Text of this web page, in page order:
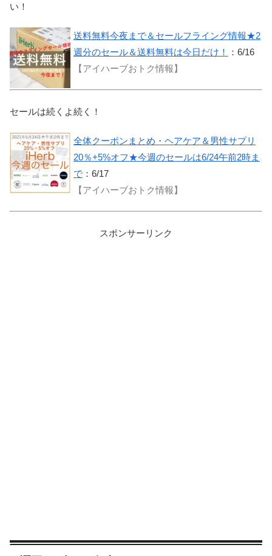
い！
送料無料今夜まで＆セールフライング情報★2
週分のセール＆送料無料は今日だけ！
：6/16
【アイハーブおトク情報】
セールは続くよ続く！
全体クーポンまとめ・ヘアケア＆男性サプリ
20％+5%オフ★今週のセールは6/24午前2時ま
で ：6/17
【アイハーブおトク情報】
スポンサーリンク